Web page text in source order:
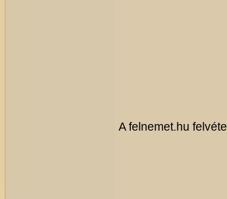
A felnemet.hu